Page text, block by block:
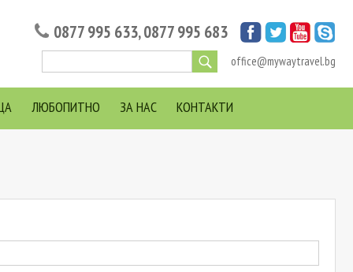
0877 995 633,0877 995 683
office@mywaytravel.bg
ЛЮБОПИТНО ЗА НАС КОНТАКТИ